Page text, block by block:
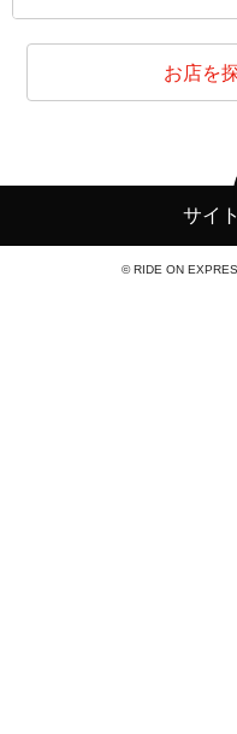
お店を
サイ
© RIDE ON